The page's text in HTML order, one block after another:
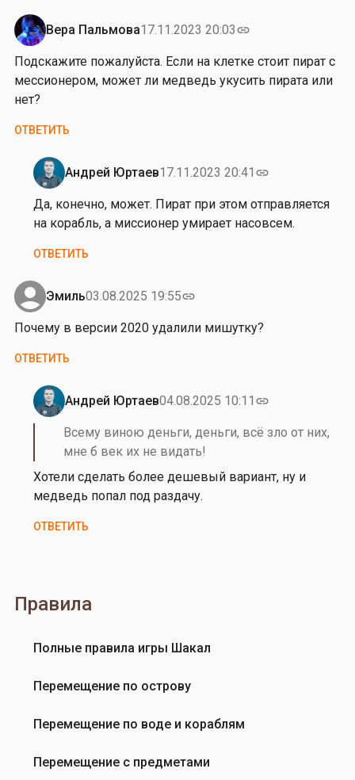
е
.
К
т
о
и
з
г
р
о
к
в
…
от
Анна
Планида
Вера Пальмова17.11.2023 20:03link
Подскажите пожалуйста. Если на клетке стоит пират с
мессионером, может ли медведь укусить пирата или
нет?
ОТВЕТИТЬ
Андрей Юртаев17.11.2023 20:41 link
Ответ
на
П
д
с
к
а
ж
и
е
п
л
у
й
.
л
…
Вера
Да, конечно, может. Пират при этом отправляется
на корабль, а миссионер умирает насовсем.
ОТВЕТИТЬ
Эмиль03.08.2025 19:55link
Почему в версии 2020 удалили мишутку?
ОТВЕТИТЬ
Андрей Юртаев04.08.2025 10:11 link
Ответ
ч
е
м
е
и
2
2
у
Всему виною деньги, деньги, всё зло от них,
мне б век их не видать!
Хотели сделать более дешевый вариант, ну и
медведь попал под раздачу.
ОТВЕТИТЬ
Правила
Полные правила игры Шакал
Перемещение по острову
Перемещение по воде и кораблям
Перемещение с предметами